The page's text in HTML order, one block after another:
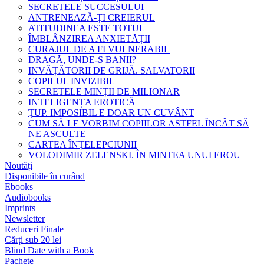
SECRETELE SUCCESULUI
ANTRENEAZĂ-ȚI CREIERUL
ATITUDINEA ESTE TOTUL
ÎMBLÂNZIREA ANXIETĂȚII
CURAJUL DE A FI VULNERABIL
DRAGĂ, UNDE-S BANII?
INVĂȚĂTORII DE GRIJĂ. SALVATORII
COPILUL INVIZIBIL
SECRETELE MINȚII DE MILIONAR
INTELIGENȚA EROTICĂ
ȚUP. IMPOSIBIL E DOAR UN CUVÂNT
CUM SĂ LE VORBIM COPIILOR ASTFEL ÎNCÂT SĂ
NE ASCULTE
CARTEA ÎNȚELEPCIUNII
VOLODIMIR ZELENSKI. ÎN MINTEA UNUI EROU
Noutăți
Disponibile în curând
Ebooks
Audiobooks
Imprints
Newsletter
Reduceri Finale
Cărți sub 20 lei
Blind Date with a Book
Pachete